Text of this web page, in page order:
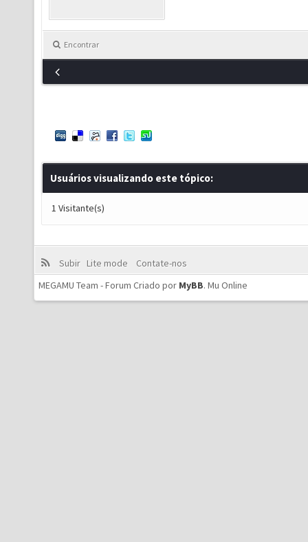
Encontrar
Usuários visualizando este tópico:
1 Visitante(s)
Subir Lite mode
Contate-nos
MEGAMU Team - Forum Criado por MyBB. Mu Online